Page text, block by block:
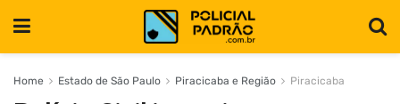
Home Estado de São Paulo Piracicaba e Região Piracicaba